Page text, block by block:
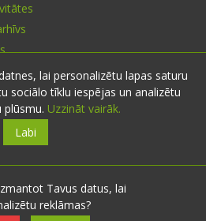
ziņu
lai personalizētu lapas saturu
sociālo tīklu iespējas un analizētu
plūsmu. Uzzināt vairāk.
Labi
Tavus datus, lai
reklāmas?